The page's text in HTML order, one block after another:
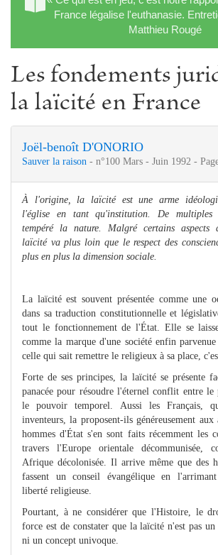
France légalise l'euthanasie.
Matthieu Rougé
Les fondements
la laïcité en France
Joël-benoît D'ONORIO
Sauver la raison - n°100 Mars - Juin 1992 -
À l'origine, la laïcité est une arme
l'église en tant qu'institution. De multiples
tempéré la nature. Malgré certains aspects
laïcité va plus loin que le respect des
plus en plus la dimension sociale.
La laïcité est souvent présentée comme une
dans sa traduction constitutionnelle et
tout le fonctionnement de l'État. Elle se
comme la marque d'une société enfin parvenue
celle qui sait remettre le religieux à sa place,
Forte de ses principes, la laïcité se présente
panacée pour résoudre l'éternel conflit entre
le pouvoir temporel. Aussi les Français,
inventeurs, la proposent-ils généreusement aux
hommes d'État s'en sont faits récemment les
travers l'Europe orientale décommunisée,
Afrique décolonisée. Il arrive même que des
fassent un conseil évangélique en
liberté religieuse.
Pourtant, à ne considérer que l'Histoire, le
force est de constater que la laïcité n'est pas
ni un concept univoque.